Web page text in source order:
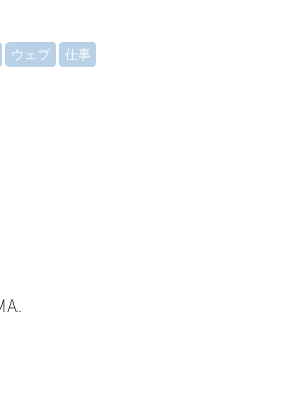
ウェブ 仕事